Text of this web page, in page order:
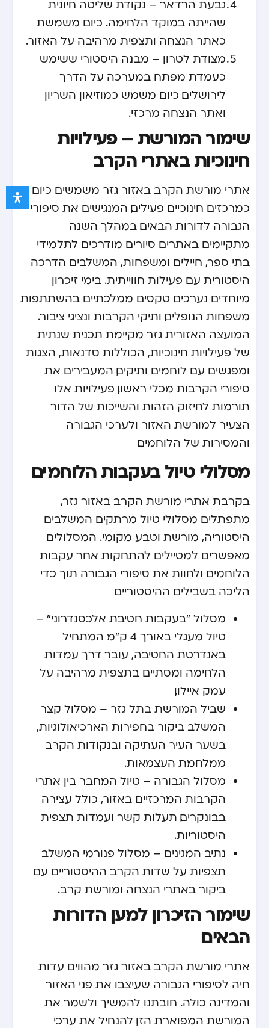
גבעת הרדאר – נקודת שליטה חיונית
שהייתה במוקד הלחימה. כיום משמשת
כאתר הנצחה ותצפית מרהיבה על האזור.
מצודת לטרון – מבנה היסטורי ששימש
כעמדת מפתח במערכה על הדרך
לירושלים. כיום משמש כמוזיאון השריון
ואתר הנצחה מרכזי.
שימור המורשת – פעילויות
חינוכיות באתרי הקרב
אתרי מורשת הקרב באזור גזר משמשים כיום
כמרכזים חינוכיים פעילים, המנגישים את סיפורי
הגבורה לדורות הבאים. במהלך השנה
מתקיימים באתרים סיורים מודרכים לתלמידי
בתי ספר, חיילים ומשפחות, המשלבים הדרכה
היסטורית עם פעילות חווייתית. בימי זיכרון
מיוחדים נערכים טקסים ממלכתיים בהשתתפות
משפחות הנופלים, ותיקי הקרבות ונציגי ציבור.
המועצה האזורית גזר מקיימת תכנית שנתית
של פעילויות חינוכיות, הכוללות סדנאות, הצגות
ומפגשים עם לוחמים ותיקים, המעבירים את
סיפורי הקרבות מכלי ראשון. פעילויות אלו
תורמות לחיזוק הזהות והשייכות של הדור
הצעיר למורשת האזור ולערכי הגבורה
והמסירות של הלוחמים.
מסלולי טיול בעקבות הלוחמים
בקרבת אתרי מורשת הקרב באזור גזר,
מתפתלים מסלולי טיול מרתקים המשלבים
היסטוריה, מורשת וטבע מקומי. המסלולים
מאפשרים למטיילים להתחקות אחר עקבות
הלוחמים ולחוות את סיפורי הגבורה תוך כדי
הליכה בשבילים ההיסטוריים.
מסלול "בעקבות חטיבת אלכסנדרוני" –
טיול מעגלי באורך 4 ק"מ המתחיל
באנדרטת החטיבה, עובר דרך עמדות
הלחימה ומסתיים בתצפית מרהיבה על
עמק איילון.
שביל המורשת בתל גזר – מסלול קצר
המשלב ביקור בחפירות הארכיאולוגיות,
בשער העיר העתיקה ובנקודות הקרב
ממלחמת העצמאות.
מסלול הגבורה – טיול המחבר בין אתרי
הקרבות המרכזיים באזור, כולל עצירה
בבונקרים, תעלות קשר ועמדות תצפית
היסטוריות.
נתיב המגינים – מסלול פנורמי המשלב
תצפיות על שדות הקרב ההיסטוריים עם
ביקור באתרי הנצחה ומורשת קרב.
שימור הזיכרון למען הדורות
הבאים
אתרי מורשת הקרב באזור גזר מהווים עדות
חיה לסיפורי הגבורה שעיצבו את פני האזור
והמדינה כולה. חובתנו להמשיך ולשמר את
המורשת המפוארת הזו, להנחיל את ערכי